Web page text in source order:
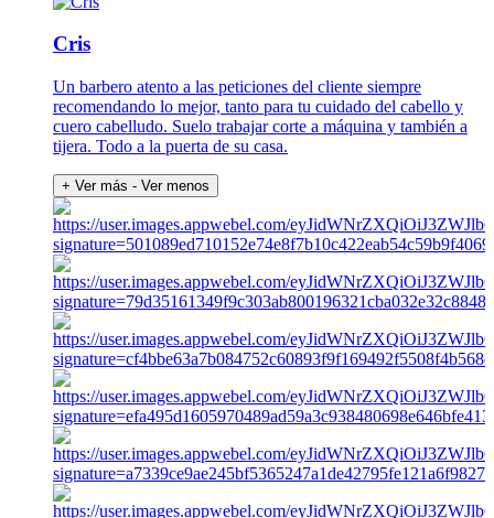
Cris
Un barbero atento a las peticiones del cliente siempre
recomendando lo mejor, tanto para tu cuidado del cabello y
cuero cabelludo. Suelo trabajar corte a máquina y también a
tijera. Todo a la puerta de su casa.
+ Ver más - Ver menos